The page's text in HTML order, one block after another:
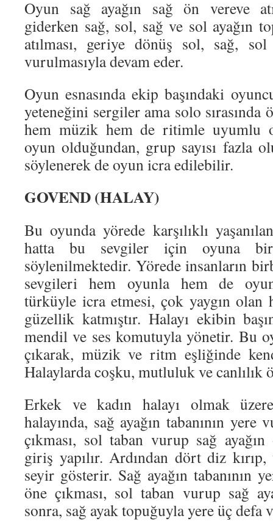
Oyun sağ ayağın sağ ön vereve
giderken sağ, sol, sağ ve sol ayağın
atılması, geriye dönüş sol, sağ,
vurulmasıyla devam eder.
Oyun esnasında ekip başındaki
yeteneğini sergiler ama solo
hem müzik hem de ritimle uyumlu
oyun olduğundan, grup sayısı fazla
söylenerek de oyun icra edilebilir.
GOVEND (HALAY)
Bu oyunda yörede karşılıklı
hatta bu sevgiler için oyuna
söylenilmektedir. Yörede insanların
sevgileri hem oyunla hem de
türküyle icra etmesi, çok yaygın olan
güzellik katmıştır. Halayı ekibin
mendil ve ses komutuyla yönetir. Bu
çıkarak, müzik ve ritm eşliğinde
Halaylarda coşku, mutluluk ve canlılık
Erkek ve kadın halayı olmak
halayında, sağ ayağın tabanının yere
çıkması, sol taban vurup sağ ayağın
giriş yapılır. Ardından dört diz
seyir gösterir. Sağ ayağın tabanının
öne çıkması, sol taban vurup sağ
sonra, sağ ayak topuğuyla yere üç defa